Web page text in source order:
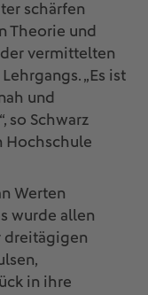
schärfen
Theorie und
vermittelten
„Es ist
und
so Schwarz
Hochschule
Werten
wurde allen
dreitägigen
in ihre